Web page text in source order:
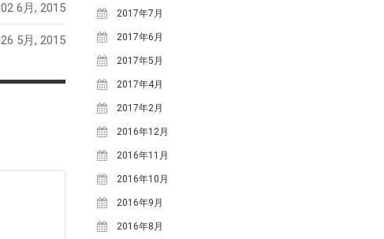
02 6月, 2015
26 5月, 2015
2017年7月
2017年6月
2017年5月
2017年4月
2017年2月
2016年12月
2016年11月
2016年10月
2016年9月
2016年8月